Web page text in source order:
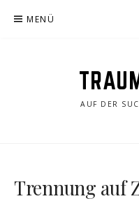
Inhalt MENÜ
AUF DER
Trennung auf